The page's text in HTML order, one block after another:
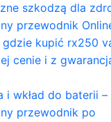
szkodzą dla
przewodnik
kupić rx250
cenie i z
i wkład do baterii –
przewodnik po